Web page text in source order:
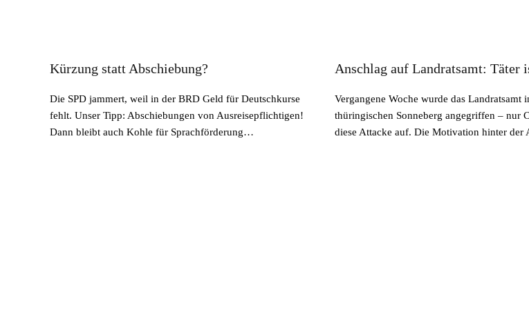
Kürzung statt Abschiebung?
Die SPD jammert, weil in der BRD Geld für Deutschkurse
fehlt. Unser Tipp: Abschiebungen von Ausreisepflichtigen!
Dann bleibt auch Kohle für Sprachförderung…
Anschlag auf Landratsamt: Täter
Vergangene Woche wurde das Landratsamt
thüringischen Sonneberg angegriffen – nur
diese Attacke auf. Die Motivation hinter